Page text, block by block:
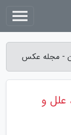
- مجله عکس
علل و